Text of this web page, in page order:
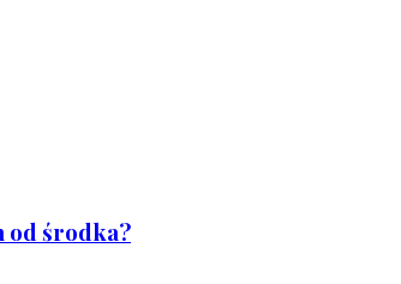
od środka?